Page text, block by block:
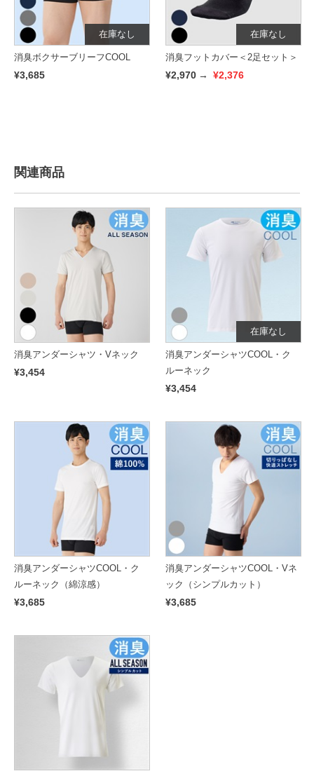
在庫なし
消臭ボクサーブリーフCOOL
¥3,685
在庫なし
消臭フットカバー＜2足セット＞
¥2,970 → ¥2,376
関連商品
消臭アンダーシャツ・Vネック
¥3,454
在庫なし
消臭アンダーシャツCOOL・ク
ルーネック
¥3,454
消臭アンダーシャツCOOL・ク
ルーネック（綿涼感）
¥3,685
消臭アンダーシャツCOOL・Vネ
ック（シンプルカット）
¥3,685